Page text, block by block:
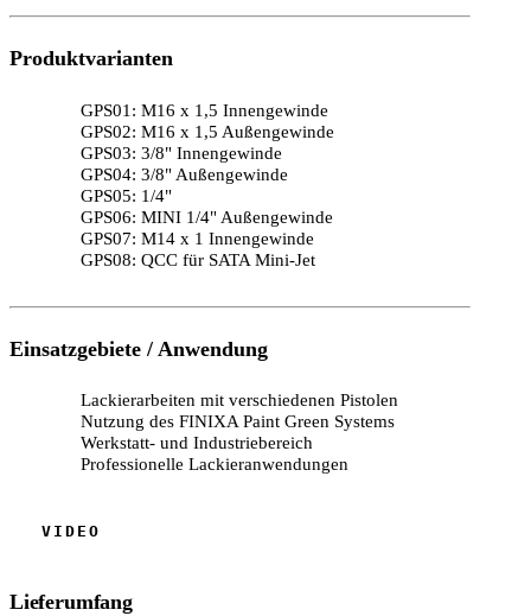
Produktvarianten
GPS01: M16 x 1,5 Innengewinde
GPS02: M16 x 1,5 Außengewinde
GPS03: 3/8" Innengewinde
GPS04: 3/8" Außengewinde
GPS05: 1/4"
GPS06: MINI 1/4" Außengewinde
GPS07: M14 x 1 Innengewinde
GPS08: QCC für SATA Mini-Jet
Einsatzgebiete / Anwendung
Lackierarbeiten mit verschiedenen Pistolen
Nutzung des FINIXA Paint Green Systems
Werkstatt- und Industriebereich
Professionelle Lackieranwendungen
Lieferumfang